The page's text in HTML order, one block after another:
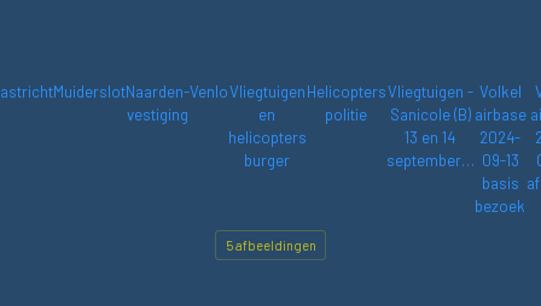
MuiderslotNaarden-
vestiging
VenloVliegtuigen
en
helicopters
burger
Helicopters
politie
Vliegtuigen -
Sanicole (B)
13 en 14
september…
Volkel
airbase
2024-
09-13
basis
bezoek
5 afbeeldingen